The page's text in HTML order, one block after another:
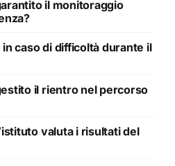
il monitoraggio
in caso di difficoltà durante il
il rientro nel percorso
valuta i risultati del